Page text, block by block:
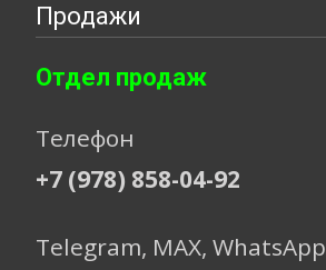
Продажи
Отдел продаж
Телефон
+7 (978) 858-04-92
Telegram, МАХ, WhatsApp